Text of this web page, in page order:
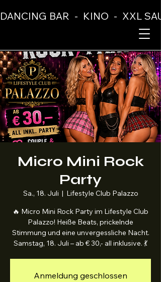
DANCING BAR  -  KINO  -  XXL
Micro Mini Rock
Party
Sa., 18. Juli
  |
Lifestyle Club Palazzo
🔥 Micro Mini Rock Party im Lifestyle Club
Palazzo! Heiße Beats, prickelnde
Stimmung und eine unvergessliche Nacht.
Samstag, 18. Juli – ab € 30,- all inklusive. 💃
Anmeldung geschlossen